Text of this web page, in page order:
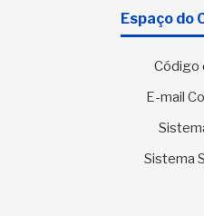
Espaço do
Código
E-mail
Sistema